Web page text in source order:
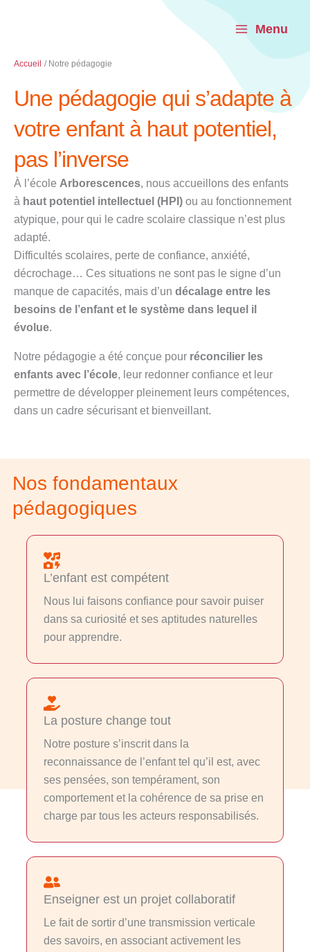
Menu
Accueil Notre pédagogie
Une pédagogie qui s’adapte à
votre enfant à haut potentiel,
pas l’inverse
À l’école Arborescences, nous accueillons des enfants
à haut potentiel intellectuel (HPI) ou au fonctionnement
atypique, pour qui le cadre scolaire classique n’est plus
adapté.
Difficultés scolaires, perte de confiance, anxiété,
décrochage… Ces situations ne sont pas le signe d’un
manque de capacités, mais d’un décalage entre les
besoins de l’enfant et le système dans lequel il
évolue.
Notre pédagogie a été conçue pour réconcilier les
enfants avec l’école, leur redonner confiance et leur
permettre de développer pleinement leurs compétences,
dans un cadre sécurisant et bienveillant.
Nos fondamentaux
pédagogiques
L’enfant est compétent
Nous lui faisons confiance pour savoir puiser
dans sa curiosité et ses aptitudes naturelles
pour apprendre.
La posture change tout
Notre posture s’inscrit dans la
reconnaissance de l’enfant tel qu’il est, avec
ses pensées, son tempérament, son
comportement et la cohérence de sa prise en
charge par tous les acteurs responsabilisés.
Enseigner est un projet collaboratif
Le fait de sortir d’une transmission verticale
des savoirs, en associant activement les